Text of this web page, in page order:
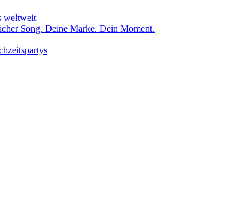
weltweit
Song. Deine Marke. Dein Moment.